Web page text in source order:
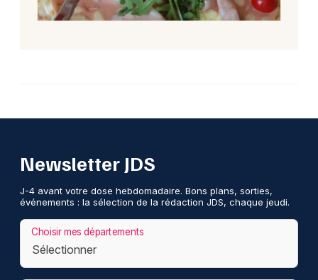
Newsletter JDS
J-4 avant votre dose hebdomadaire. Bons plans, sorties,
événements : la sélection de la rédaction JDS, chaque jeudi.
Choisir mes départements